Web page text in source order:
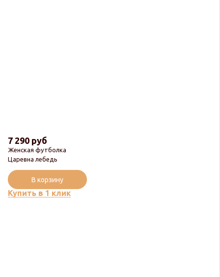
Женская футболка
Царевна лебедь
7 290 руб
Купить в 1 клик
В корзину